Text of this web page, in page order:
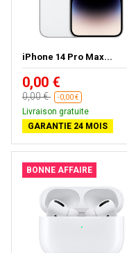
iPhone 14 Pro Max...
0,00 €
0,00 € -0,00 €
Livraison gratuite
GARANTIE 24 MOIS
BONNE AFFAIRE